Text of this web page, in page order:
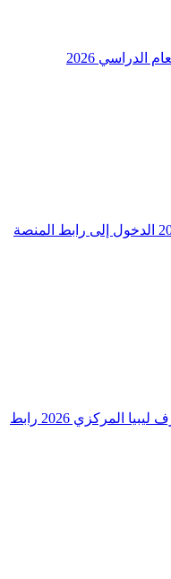
نتائج مسابقة توظيف الأساتذة 2026 الدخول إلى رابط المنصة
منظومة الأغراض الشخصية مصرف ليبيا المركزي 2026 رابط